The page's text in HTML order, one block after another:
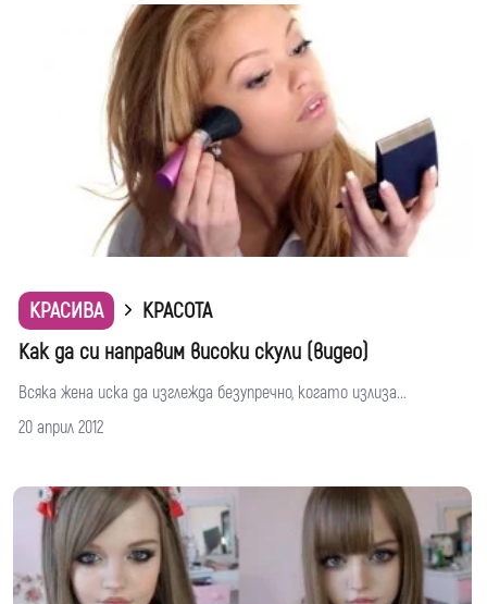
КРАСИВА
КРАСОТА
Как да си направим високи скули (видео)
Всяка жена иска да изглежда безупречно, когато излиза...
20 април 2012